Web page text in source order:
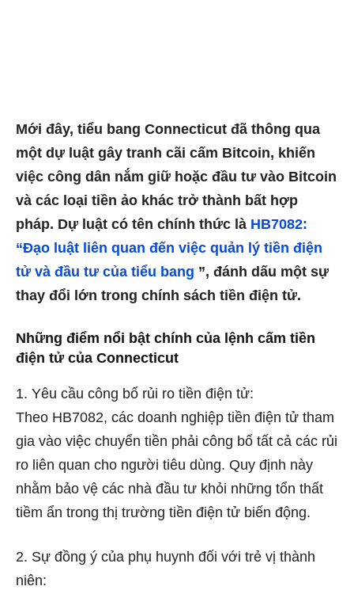
Mới đây, tiểu bang Connecticut đã thông qua
một dự luật gây tranh cãi cấm Bitcoin, khiến
việc công dân nắm giữ hoặc đầu tư vào Bitcoin
và các loại tiền ảo khác trở thành bất hợp
pháp. Dự luật có tên chính thức là HB7082:
“Đạo luật liên quan đến việc quản lý tiền điện
tử và đầu tư của tiểu bang ”, đánh dấu một sự
thay đổi lớn trong chính sách tiền điện tử.
Những điểm nổi bật chính của lệnh cấm tiền
điện tử của Connecticut
1. Yêu cầu công bố rủi ro tiền điện tử:
Theo HB7082, các doanh nghiệp tiền điện tử tham
gia vào việc chuyển tiền phải công bố tất cả các rủi
ro liên quan cho người tiêu dùng. Quy định này
nhằm bảo vệ các nhà đầu tư khỏi những tổn thất
tiềm ẩn trong thị trường tiền điện tử biến động.
2. Sự đồng ý của phụ huynh đối với trẻ vị thành
niên: